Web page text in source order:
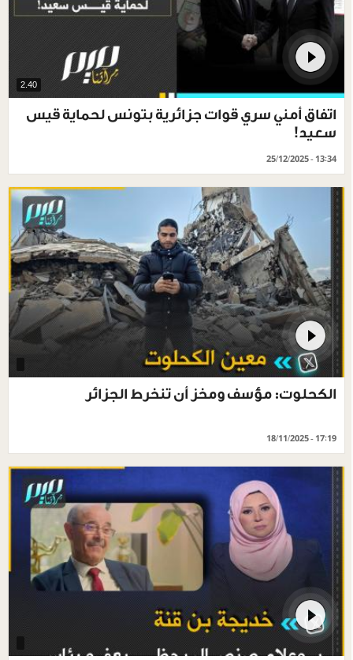
2.40
اتفاق أمني سري قوات جزائرية بتونس لحماية قيس
سعيد!
25/12/2025 - 13:34
الكحلوت: مؤسف ومخز أن تنخرط الجزائر
18/11/2025 - 17:19